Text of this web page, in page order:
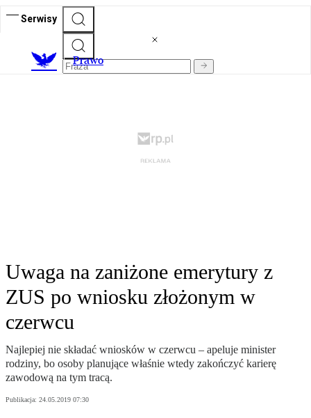
Serwisy
Prawo
Uwaga na zaniżone emerytury z
ZUS po wniosku złożonym w
czerwcu
Najlepiej nie składać wniosków w czerwcu – apeluje minister
rodziny, bo osoby planujące właśnie wtedy zakończyć karierę
zawodową na tym tracą.
Publikacja: 24.05.2019 07:30